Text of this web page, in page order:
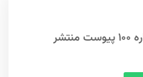
این مطلب در شماره ۱۰۰ پیوست منتشر